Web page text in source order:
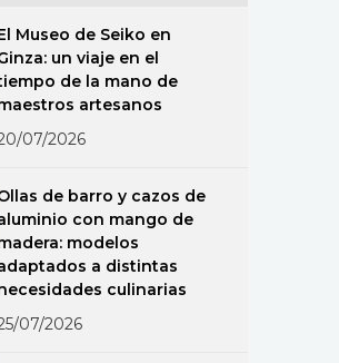
Русский
Tokio
Avisos
Museo de Seiko en
un viaje en el
de la mano de
artesanos
07/2026
de barro y cazos de
con mango de
modelos
a distintas
culinarias
07/2026